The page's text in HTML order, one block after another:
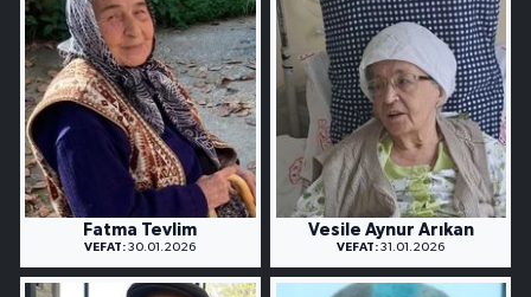
Fatma Tevlim
VEFAT: 30.01.2026
Vesile Aynur Arıkan
VEFAT: 31.01.2026